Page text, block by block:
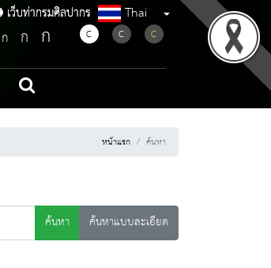
เว็บท่ากรมศิลปากร
เว็บท่ากรมศิลปากร Thai
ก ก ก C C C
หน้าแรก ค้นหา
ค้นหา
ค้นหาแบบละเอียด